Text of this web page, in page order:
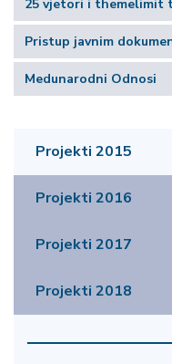
25 vjetori i themelimit
Pristup javnim
Medunarodni Odnosi
Projekti 2015
Projekti 2016
Projekti 2017
Projekti 2018